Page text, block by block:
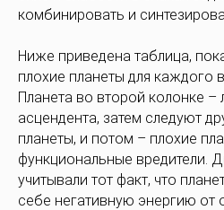
комбинировать и
Ниже приведена таблица,
плохие планеты для каждого
Планета во второй колонке –
асцендента, затем следуют
планеты, и потом – плохие
функциональные вредители.
учитывали тот факт, что
себе негативную энергию от